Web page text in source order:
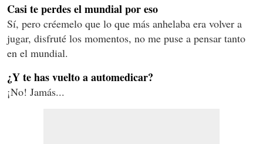
Casi te perdes el mundial por eso
Sí, pero créemelo que lo que más anhelaba era volver a
jugar, disfruté los momentos, no me puse a pensar tanto
en el mundial.
¿Y te has vuelto a automedicar?
¡No! Jamás...